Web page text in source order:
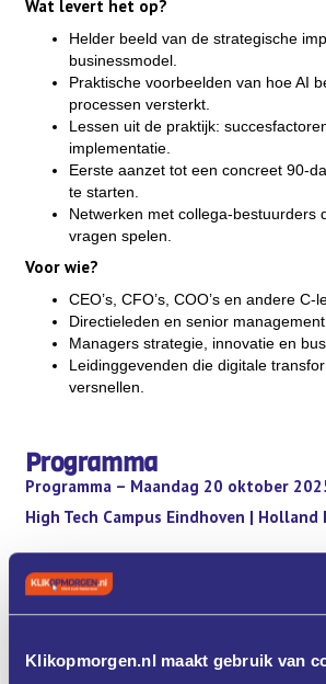
Klikopmorgen.nl maakt gebruik van
Wat levert het op?
Helder beeld van de strategische
businessmodel.
Praktische voorbeelden van hoe AI
processen versterkt.
Lessen uit de praktijk:
implementatie.
Eerste aanzet tot een concreet 90-
te starten.
Netwerken met collega-bestuurders
vragen spelen.
Voor wie?
CEO’s, CFO’s, COO’s en andere C-
Directieleden en senior management.
Managers strategie, innovatie en
Leidinggevenden die digitale
versnellen.
Programma
Programma – Maandag 20 oktober
High Tech Campus Eindhoven |
Welkom & introductie
Kennismaken met de groep en
uw sector?